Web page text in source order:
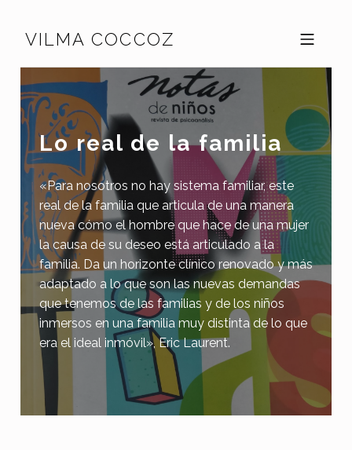
VILMA COCCOZ
MOBILE MENU
Lo real de la familia
«Para nosotros no hay sistema familiar, este
real de la familia que articula de una manera
nueva cómo el hombre que hace de una mujer
la causa de su deseo está articulado a la
familia. Da un horizonte clínico renovado y más
adaptado a lo que son las nuevas demandas
que tenemos de las familias y de los niños
inmersos en una familia muy distinta de lo que
era el ideal inmóvil», Eric Laurent.